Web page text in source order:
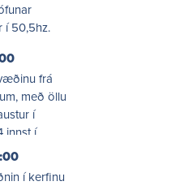
í 50,5hz.
frá
með öllu
í
innst í
svæðið
suður
um kl
í kerfinu